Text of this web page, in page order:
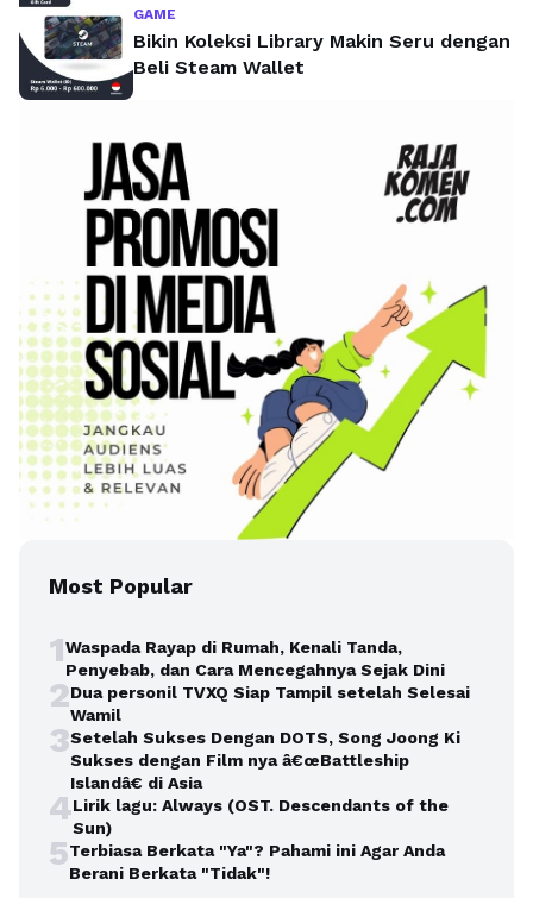
GAME
Bikin Koleksi Library Makin Seru dengan
Beli Steam Wallet
Most Popular
1Waspada Rayap di Rumah, Kenali Tanda,
Penyebab, dan Cara Mencegahnya Sejak Dini
2Dua personil TVXQ Siap Tampil setelah Selesai
Wamil
3Setelah Sukses Dengan DOTS, Song Joong Ki
Sukses dengan Film nya â€œBattleship
Islandâ€ di Asia
4Lirik lagu: Always (OST. Descendants of the
Sun)
5Terbiasa Berkata "Ya"? Pahami ini Agar Anda
Berani Berkata "Tidak"!